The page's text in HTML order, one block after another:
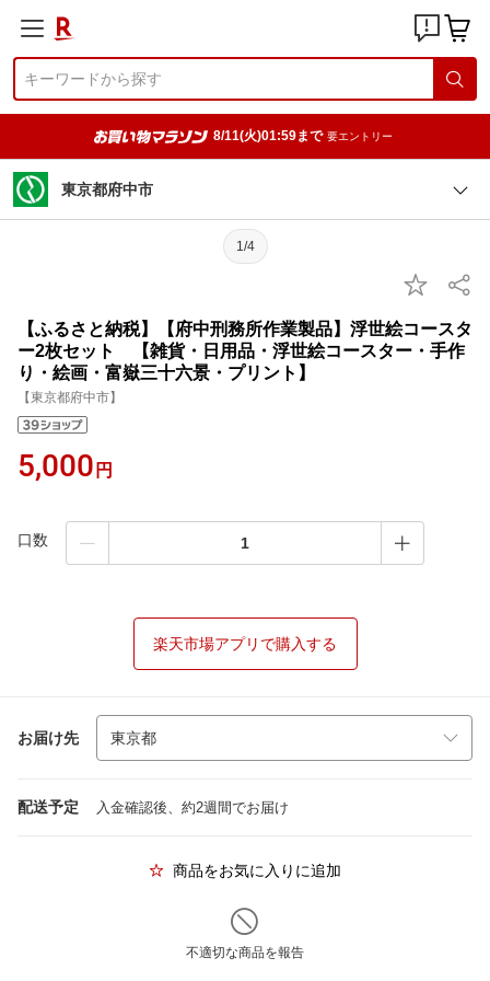
8/11(火)01:59まで 要エントリー
東京都府中市
1/4
【ふるさと納税】【府中刑務所作業製品】浮世絵コースタ
ー2枚セット 【雑貨・日用品・浮世絵コースター・手作
り・絵画・富嶽三十六景・プリント】
【東京都府中市】
5,000 円
口数
楽天市場アプリで購入する
お届け先
配送予定 入金確認後、約2週間でお届け
商品をお気に入りに追加
不適切な商品を報告